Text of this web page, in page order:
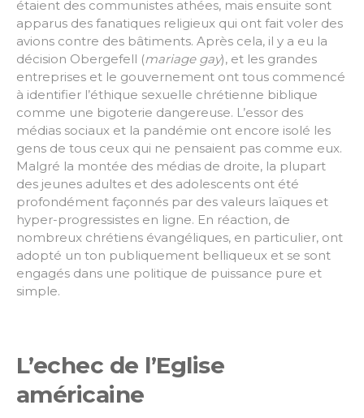
étaient des communistes athées, mais ensuite sont
apparus des fanatiques religieux qui ont fait voler des
avions contre des bâtiments. Après cela, il y a eu la
décision Obergefell (mariage gay), et les grandes
entreprises et le gouvernement ont tous commencé
à identifier l’éthique sexuelle chrétienne biblique
comme une bigoterie dangereuse. L’essor des
médias sociaux et la pandémie ont encore isolé les
gens de tous ceux qui ne pensaient pas comme eux.
Malgré la montée des médias de droite, la plupart
des jeunes adultes et des adolescents ont été
profondément façonnés par des valeurs laïques et
hyper-progressistes en ligne. En réaction, de
nombreux chrétiens évangéliques, en particulier, ont
adopté un ton publiquement belliqueux et se sont
engagés dans une politique de puissance pure et
simple.
L’echec de l’Eglise
américaine